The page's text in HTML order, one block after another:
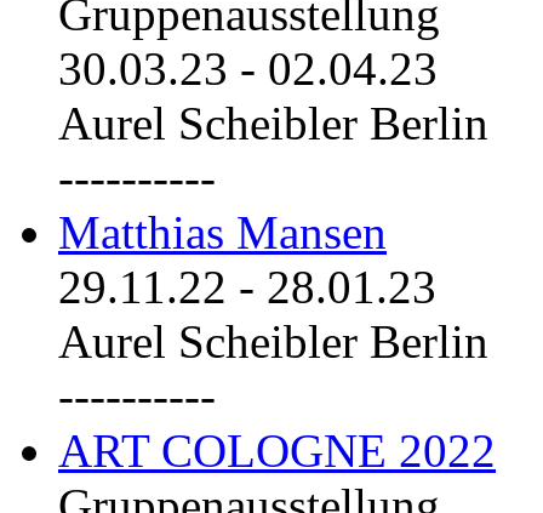
Gruppenausstellung
30.03.23 - 02.04.23
Aurel Scheibler Berlin
----------
Matthias Mansen
29.11.22 - 28.01.23
Aurel Scheibler Berlin
----------
ART COLOGNE 2022